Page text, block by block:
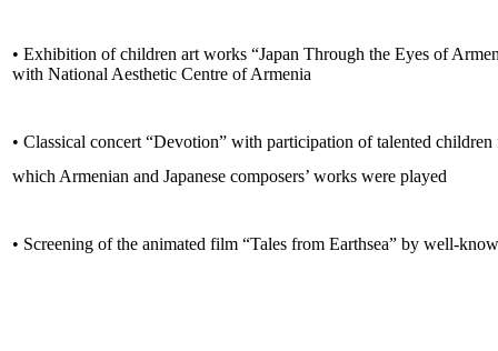
• Exhibition of children art works “Japan Through the Eyes of
with National Aesthetic Centre of Armenia
• Classical concert “Devotion” with participation of talented
which Armenian and Japanese composers’ works were played
• Screening of the animated film “Tales from Earthsea” by well-